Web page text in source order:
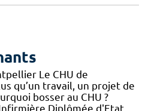
Le CHU de
qu’un travail, un projet de
bosser au CHU ?
Diplômée d'Etat